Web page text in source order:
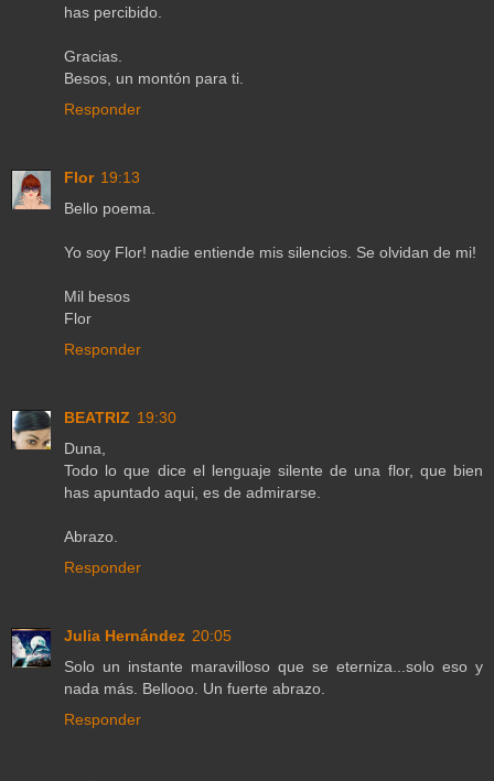
has percibido.
Gracias.
Besos, un montón para ti.
Responder
Flor 19:13
Bello poema.
Yo soy Flor! nadie entiende mis silencios. Se olvidan de mi!
Mil besos
Flor
Responder
BEATRIZ 19:30
Duna,
Todo lo que dice el lenguaje silente de una flor, que bien
has apuntado aqui, es de admirarse.
Abrazo.
Responder
Julia Hernández 20:05
Solo un instante maravilloso que se eterniza...solo eso y
nada más. Bellooo. Un fuerte abrazo.
Responder